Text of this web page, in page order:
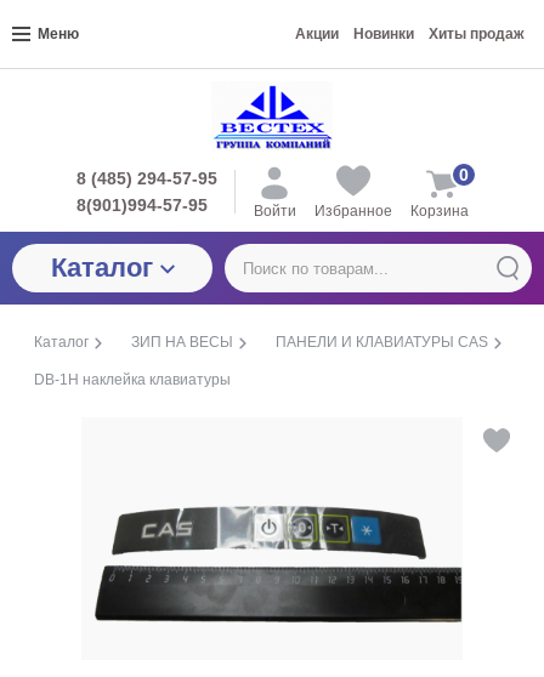
Меню Акции Новинки Хиты продаж
8 (485) 294-57-95
8(901)994-57-95
Войти Избранное Корзина
0
Каталог
Каталог ЗИП НА ВЕСЫ ПАНЕЛИ И КЛАВИАТУРЫ CAS
DB-1H наклейка клавиатуры